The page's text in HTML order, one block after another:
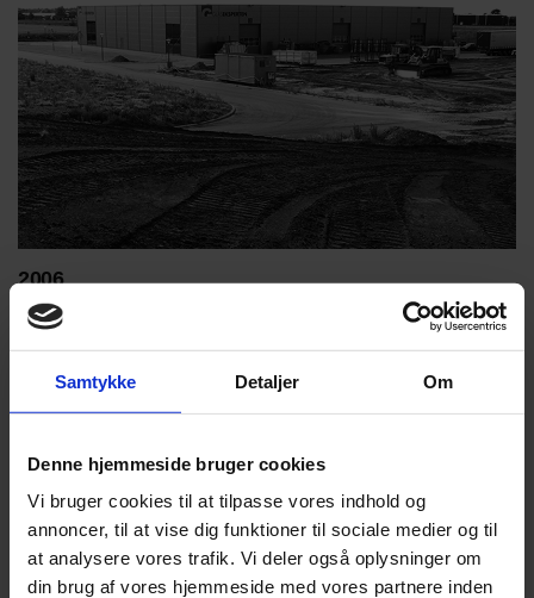
Samtykke Detaljer Om
Denne hjemmeside bruger cookies
Vi bruger cookies til at tilpasse vores indhold og
annoncer, til at vise dig funktioner til sociale medier og til
at analysere vores trafik. Vi deler også oplysninger om
din brug af vores hjemmeside med vores partnere inden
2006
Pladsen blev igen for lille for glasfabrikken, så i 2006 flyttede
Glaseksperten ind i ny flot 4.500 m² fabrik på Sprogøvej, Hjørring.